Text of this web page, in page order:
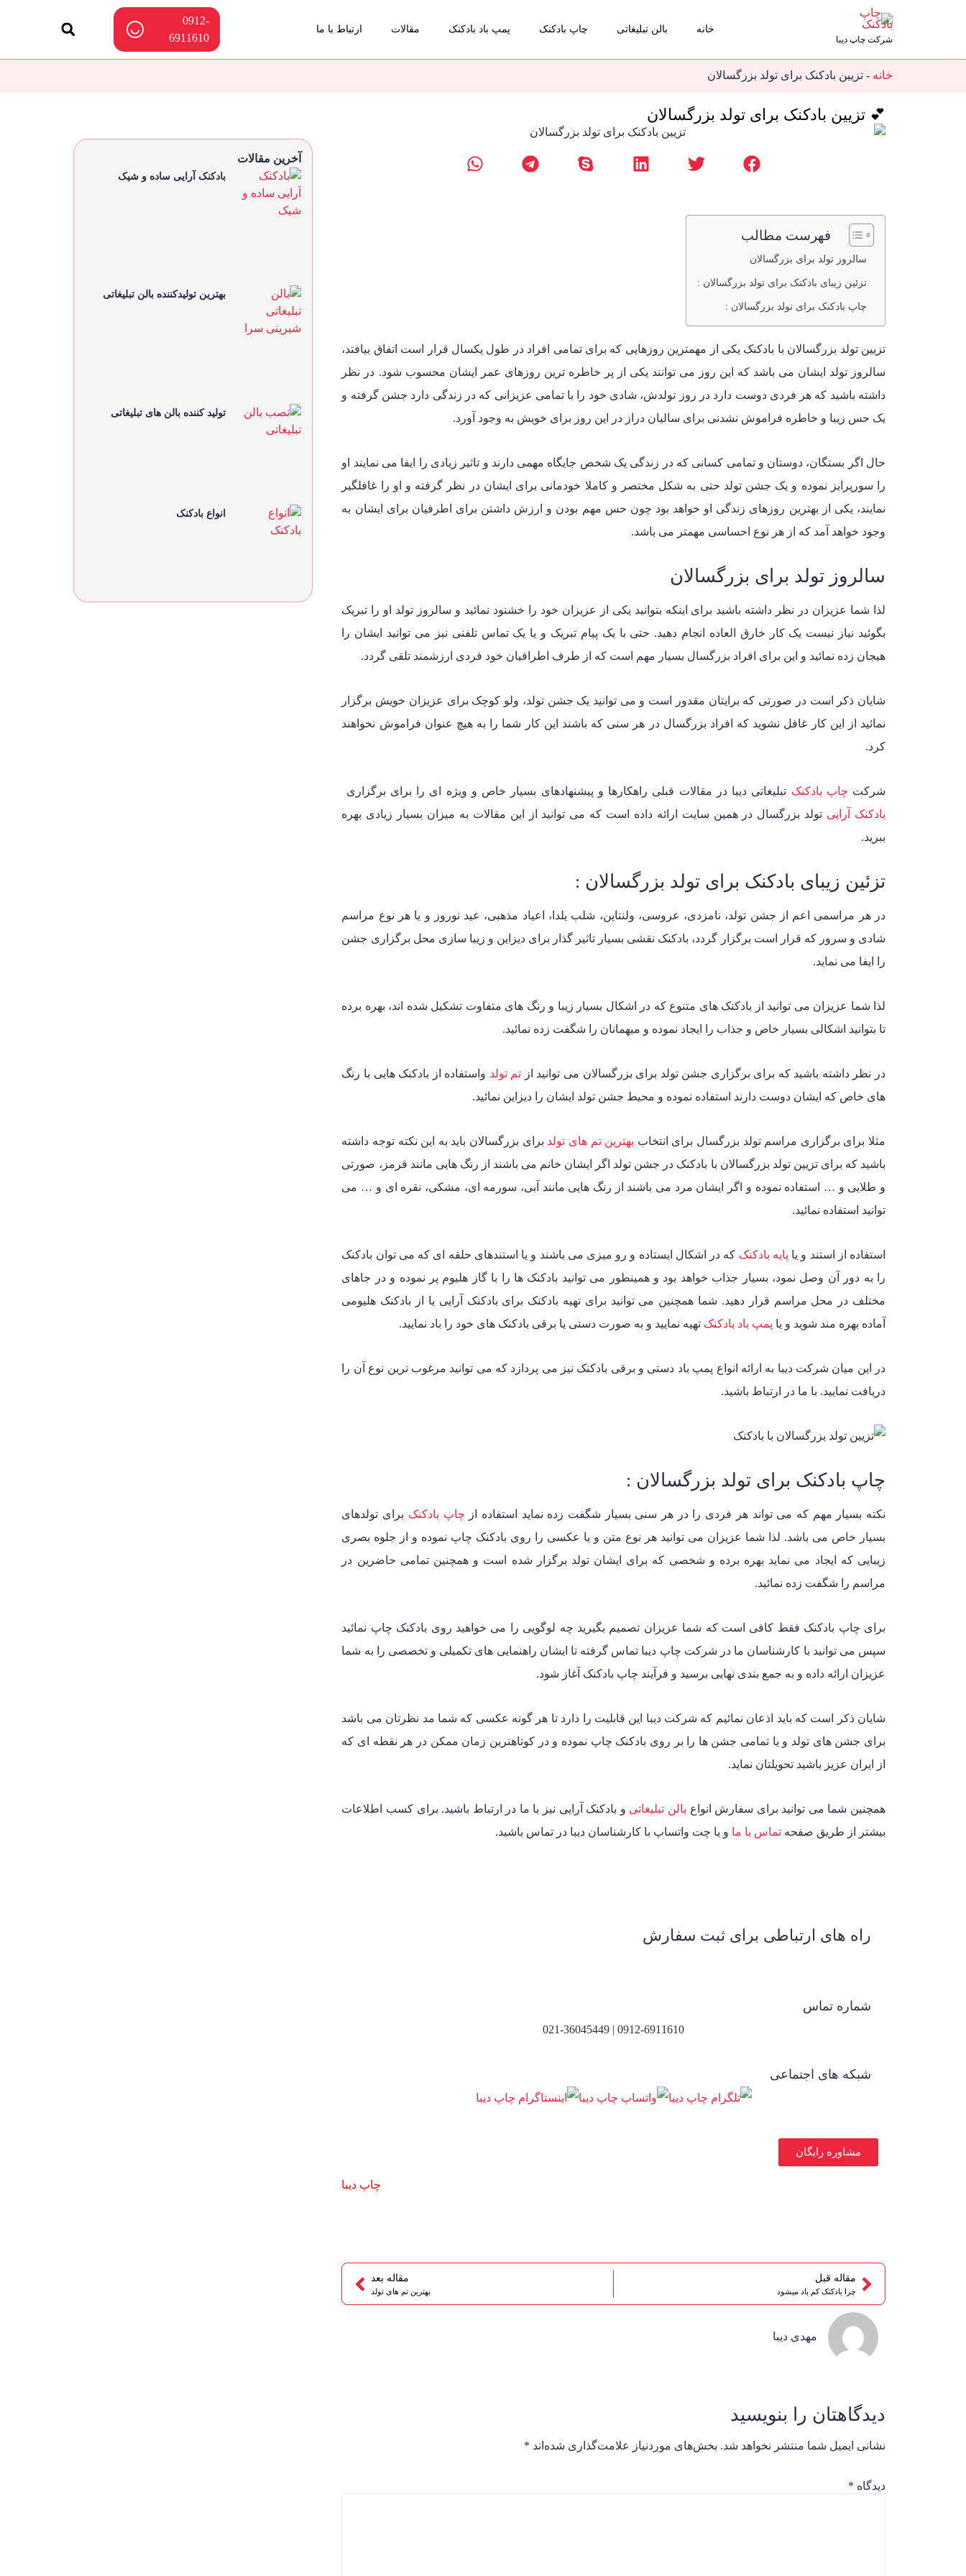
شرکت چاپ دیبا
خانه بالن تبلیغاتی چاپ بادکنک پمپ باد بادکنک مقالات ارتباط با ما
0912-
6911610
خانه - تزیین بادکنک برای تولد بزرگسالان
💕 تزیین بادکنک برای تولد بزرگسالان
فهرست مطالب
سالروز تولد برای بزرگسالان
تزئین زیبای بادکنک برای تولد بزرگسالان :
چاپ بادکنک برای تولد بزرگسالان :
تزیین تولد بزرگسالان با بادکنک یکی از مهمترین روزهایی که برای تمامی افراد در طول یکسال قرار است اتفاق بیافتد،
سالروز تولد ایشان می باشد که این روز می توانند یکی از پر خاطره ترین روزهای عمر ایشان محسوب شود. در نظر
داشته باشید که هر فردی دوست دارد در روز تولدش، شادی خود را با تمامی عزیزانی که در زندگی دارد جشن گرفته و
یک حس زیبا و خاطره فراموش نشدنی برای سالیان دراز در این روز برای خویش به وجود آورد.
حال اگر بستگان، دوستان و تمامی کسانی که در زندگی یک شخص جایگاه مهمی دارند و تاثیر زیادی را ایفا می نمایند او
را سورپرایز نموده و یک جشن تولد حتی به شکل مختصر و کاملا خودمانی برای ایشان در نظر گرفته و او را غافلگیر
نمایند، یکی از بهترین روزهای زندگی او خواهد بود چون حس مهم بودن و ارزش داشتن برای اطرفیان برای ایشان به
وجود خواهد آمد که از هر نوع احساسی مهمتر می باشد.
سالروز تولد برای بزرگسالان
لذا شما عزیزان در نظر داشته باشید برای اینکه بتوانید یکی از عزیزان خود را خشنود نمائید و سالروز تولد او را تبریک
بگوئید نیاز نیست یک کار خارق العاده انجام دهید. حتی با یک پیام تبریک و یا یک تماس تلفنی نیز می توانید ایشان را
هیجان زده نمائید و این برای افراد بزرگسال بسیار مهم است که از طرف اطرافیان خود فردی ارزشمند تلقی گردد.
شایان ذکر است در صورتی که برایتان مقدور است و می توانید یک جشن تولد، ولو کوچک برای عزیزان خویش برگزار
نمائید از این کار غافل نشوید که افراد بزرگسال در هر سنی که باشند این کار شما را به هیچ عنوان فراموش نخواهند
کرد.
شرکت چاپ بادکنک تبلیغاتی دیبا در مقالات قبلی راهکارها و پیشنهادهای بسیار خاص و ویژه ای را برای برگزاری
بادکنک آرایی تولد بزرگسال در همین سایت ارائه داده است که می توانید از این مقالات به میزان بسیار زیادی بهره
ببرید.
تزئین زیبای بادکنک برای تولد بزرگسالان :
در هر مراسمی اعم از جشن تولد، نامزدی، عروسی، ولنتاین، شلب یلدا، اعیاد مذهبی، عید نوروز و یا هر نوع مراسم
شادی و سرور که قرار است برگزار گردد، بادکنک نقشی بسیار تاثیر گذار برای دیزاین و زیبا سازی محل برگزاری جشن
را ایفا می نماید.
لذا شما عزیزان می توانید از بادکنک های متنوع که در اشکال بسیار زیبا و رنگ های متفاوت تشکیل شده اند، بهره برده
تا بتوانید اشکالی بسیار خاص و جذاب را ایجاد نموده و میهمانان را شگفت زده نمائید.
در نظر داشته باشید که برای برگزاری جشن تولد برای بزرگسالان می توانید از تم تولد واستفاده از بادکنک هایی با رنگ
های خاص که ایشان دوست دارند استفاده نموده و محیط جشن تولد ایشان را دیزاین نمائید.
مثلا برای برگزاری مراسم تولد بزرگسال برای انتخاب بهترین تم های تولد برای بزرگسالان باید به این نکته توجه داشته
باشید که برای تزیین تولد بزرگسالان با بادکنک در جشن تولد اگر ایشان خانم می باشند از رنگ هایی مانند قرمز، صورتی
و طلایی و … استفاده نموده و اگر ایشان مرد می باشند از رنگ هایی مانند آبی، سورمه ای، مشکی، نقره ای و … می
توانید استفاده نمائید.
استفاده از استند و یا پایه بادکنک که در اشکال ایستاده و رو میزی می باشند و یا استندهای حلقه ای که می توان بادکنک
را به دور آن وصل نمود، بسیار جذاب خواهد بود و همینطور می توانید بادکنک ها را با گاز هلیوم پر نموده و در جاهای
مختلف در محل مراسم قرار دهید. شما همچنین می توانید برای تهیه بادکنک برای بادکنک آرایی یا از بادکنک هلیومی
آماده بهره مند شوید و یا پمپ باد بادکنک تهیه نمایید و به صورت دستی یا برقی بادکنک های خود را باد نمایید.
در این میان شرکت دیبا به ارائه انواع پمپ باد دستی و برقی بادکنک نیز می پردازد که می توانید مرغوب ترین نوع آن را
دریافت نمایید. با ما در ارتباط باشید.
چاپ بادکنک برای تولد بزرگسالان :
نکته بسیار مهم که می تواند هر فردی را در هر سنی بسیار شگفت زده نماید استفاده از چاپ بادکنک برای تولدهای
بسیار خاص می باشد. لذا شما عزیزان می توانید هر نوع متن و یا عکسی را روی بادکنک چاپ نموده و از جلوه بصری
زیبایی که ایجاد می نماید بهره برده و شخصی که برای ایشان تولد برگزار شده است و همچنین تمامی حاضرین در
مراسم را شگفت زده نمائید.
برای چاپ بادکنک فقط کافی است که شما عزیزان تصمیم بگیرید چه لوگویی را می خواهید روی بادکنک چاپ نمائید
سپس می توانید با کارشناسان ما در شرکت چاپ دیبا تماس گرفته تا ایشان راهنمایی های تکمیلی و تخصصی را به شما
عزیزان ارائه داده و به جمع بندی نهایی برسید و فرآیند چاپ بادکنک آغاز شود.
شایان ذکر است که باید اذعان نمائیم که شرکت دیبا این قابلیت را دارد تا هر گونه عکسی که شما مد نظرتان می باشد
برای جشن های تولد و یا تمامی جشن ها را بر روی بادکنک چاپ نموده و در کوتاهترین زمان ممکن در هر نقطه ای که
از ایران عزیز باشید تحویلتان نماید.
همچنین شما می توانید برای سفارش انواع بالن تبلیغاتی و بادکنک آرایی نیز با ما در ارتباط باشید. برای کسب اطلاعات
بیشتر از طریق صفحه تماس با ما و یا چت واتساپ با کارشناسان دیبا در تماس باشید.
راه های ارتباطی برای ثبت سفارش
شماره تماس
0912-6911610 | 021-36045449
شبکه های اجتماعی
مشاوره رایگان
چاپ دیبا
مقاله قبل
چرا بادکنک کم باد میشود
مقاله بعد
بهترین تم های تولد
مهدی دیبا
دیدگاهتان را بنویسید
نشانی ایمیل شما منتشر نخواهد شد. بخش‌های موردنیاز علامت‌گذاری شده‌اند *
دیدگاه *
آخرین مقالات
بادکنک آرایی ساده و شیک
بهترین تولیدکننده بالن تبلیغاتی
تولید کننده بالن های تبلیغاتی
انواع بادکنک